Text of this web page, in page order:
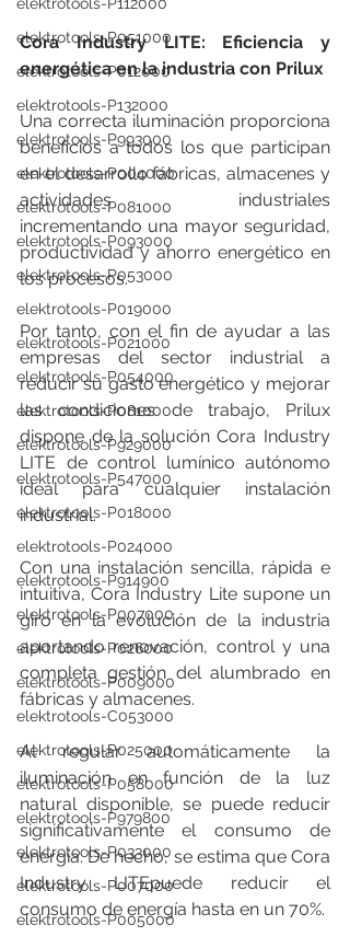
elektrotools-P051000
elektrotools-P012000
elektrotools-P132000
elektrotools-P993000
elektrotools-P004000
elektrotools-P081000
elektrotools-P093000
elektrotools-P053000
elektrotools-P019000
elektrotools-P021000
elektrotools-P054000
elektrotools-P081000
elektrotools-P929000
elektrotools-P547000
elektrotools-P018000
elektrotools-P024000
elektrotools-P914900
elektrotools-P007000
elektrotools-P026000
elektrotools-P009000
elektrotools-C053000
elektrotools-P025000
elektrotools-P058000
elektrotools-P979800
elektrotools-P033000
elektrotools-P007000
elektrotools-P005000
Cora Industry LITE: Eficiencia y
energética en la industria con Prilux
Una correcta iluminación proporciona
beneficios a todos los que participan
en el desarrollo fábricas, almacenes y
actividades industriales
incrementando una mayor seguridad,
productividad y ahorro energético en
los procesos.
Por tanto, con el fin de ayudar a las
empresas del sector industrial a
reducir su gasto energético y mejorar
las condiciones de trabajo, Prilux
dispone de la solución Cora Industry
LITE de control lumínico autónomo
ideal para cualquier instalación
industrial.
Con una instalación sencilla, rápida e
intuitiva, Cora Industry Lite supone un
giro en la evolución de la industria
aportando renovación, control y una
completa gestión del alumbrado en
fábricas y almacenes.
Al regular automáticamente la
iluminación en función de la luz
natural disponible, se puede reducir
significativamente el consumo de
energía. De hecho, se estima que Cora
Industry LITEpuede reducir el
consumo de energía hasta en un 70%.